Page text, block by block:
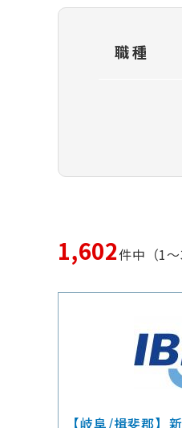
職種
1,602件中（1～
【岐阜/揖斐郡】